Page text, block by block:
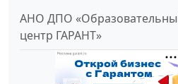
АНО ДПО
центр ГАРАНТ»